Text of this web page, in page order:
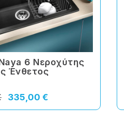
6 Νεροχύτης
Ένθετος
335,00 €